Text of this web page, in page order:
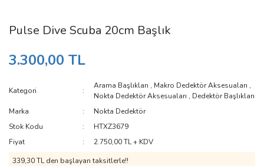
Pulse Dive Scuba 20cm Başlık
3.300,00 TL
Kategori
Arama Başlıkları , Makro Dedektör Aksesuaları ,
Nokta Dedektör Aksesuaları , Dedektör Başlıkları
Marka
Nokta Dedektör
Stok Kodu
HTXZ3679
Fiyat
2.750,00 TL + KDV
339,30 TL den başlayan taksitlerle!!